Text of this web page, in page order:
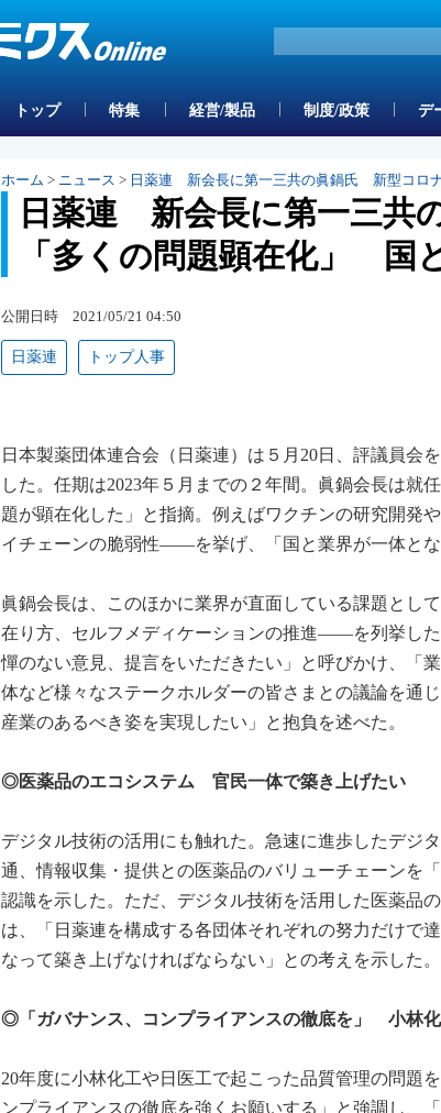
トップ 特集 経営/製品 制度/政策 デ
ホーム > ニュース > 日薬連 新会長に第一三共の眞鍋氏 新型コロ
日薬連 新会長に第一三共
「多くの問題顕在化」 国
公開日時 2021/05/21 04:50
日薬連 トップ人事
日本製薬団体連合会（日薬連）は５月20日、評議員会
した。任期は2023年５月までの２年間。眞鍋会長は就
題が顕在化した」と指摘。例えばワクチンの研究開発
イチェーンの脆弱性――を挙げ、「国と業界が一体と
眞鍋会長は、このほかに業界が直面している課題とし
在り方、セルフメディケーションの推進――を列挙し
憚のない意見、提言をいただきたい」と呼びかけ、「
体など様々なステークホルダーの皆さまとの議論を通
産業のあるべき姿を実現したい」と抱負を述べた。
◎医薬品のエコシステム 官民一体で築き上げたい
デジタル技術の活用にも触れた。急速に進歩したデジ
通、情報収集・提供との医薬品のバリューチェーンを
認識を示した。ただ、デジタル技術を活用した医薬品
は、「日薬連を構成する各団体それぞれの努力だけで
なって築き上げなければならない」との考えを示した。
◎「ガバナンス、コンプライアンスの徹底を」 小林
20年度に小林化工や日医工で起こった品質管理の問題
ンプライアンスの徹底を強くお願いする」と強調し、